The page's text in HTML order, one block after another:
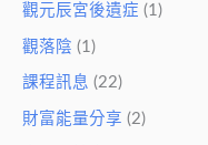
觀元辰宮後遺症 (1)
觀落陰 (1)
課程訊息 (22)
財富能量分享 (2)